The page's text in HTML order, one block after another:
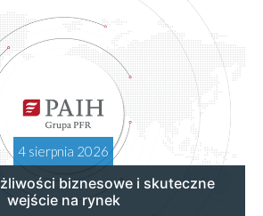
4 sierpnia 2026
biznesowe i skuteczne
wejście na rynek